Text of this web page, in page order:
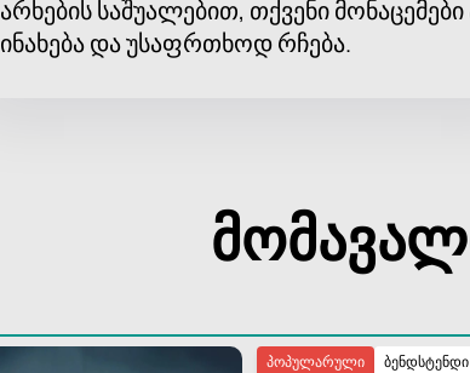
არხების საშუალებით, თქვენი
ინახება და უსაფრთხოდ რჩება.
ბენდსტენდი
პოპულარული